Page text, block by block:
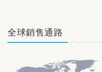
全球銷售通路